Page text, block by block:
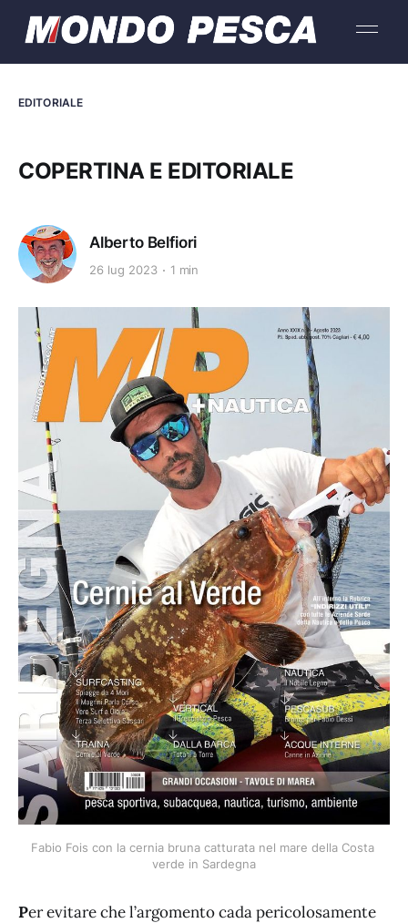
EDITORIALE
COPERTINA E EDITORIALE
Alberto Belfiori
26 lug 2023 1 min
Fabio Fois con la cernia bruna catturata nel mare della Costa
verde in Sardegna
Per evitare che l’argomento cada pericolosamente